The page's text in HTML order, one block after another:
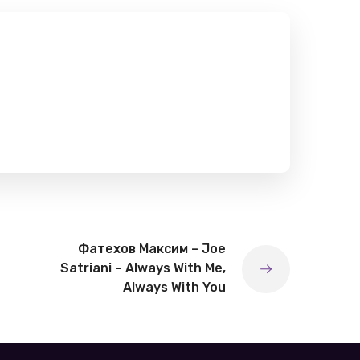
Фатехов Максим – Joe
Satriani – Always With Me,
Always With You